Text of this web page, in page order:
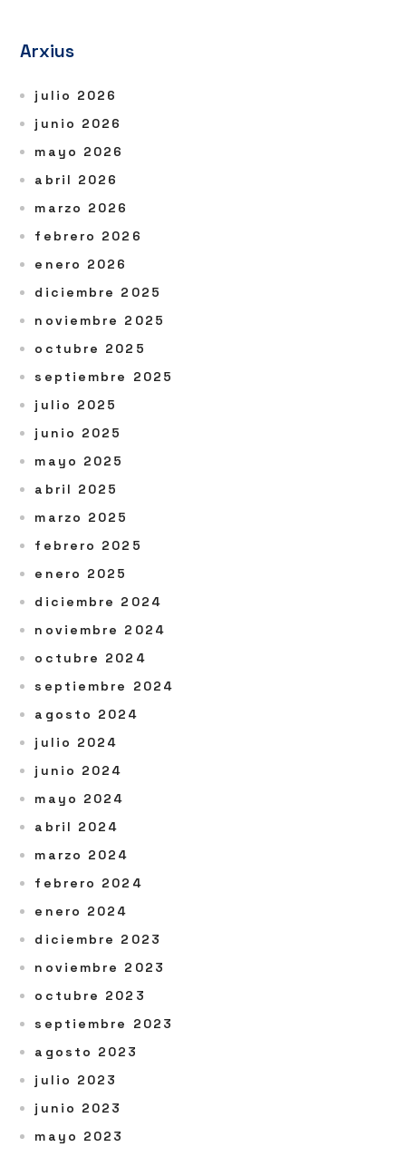
Arxius
julio 2026
junio 2026
mayo 2026
abril 2026
marzo 2026
febrero 2026
enero 2026
diciembre 2025
noviembre 2025
octubre 2025
septiembre 2025
julio 2025
junio 2025
mayo 2025
abril 2025
marzo 2025
febrero 2025
enero 2025
diciembre 2024
noviembre 2024
octubre 2024
septiembre 2024
agosto 2024
julio 2024
junio 2024
mayo 2024
abril 2024
marzo 2024
febrero 2024
enero 2024
diciembre 2023
noviembre 2023
octubre 2023
septiembre 2023
agosto 2023
julio 2023
junio 2023
mayo 2023